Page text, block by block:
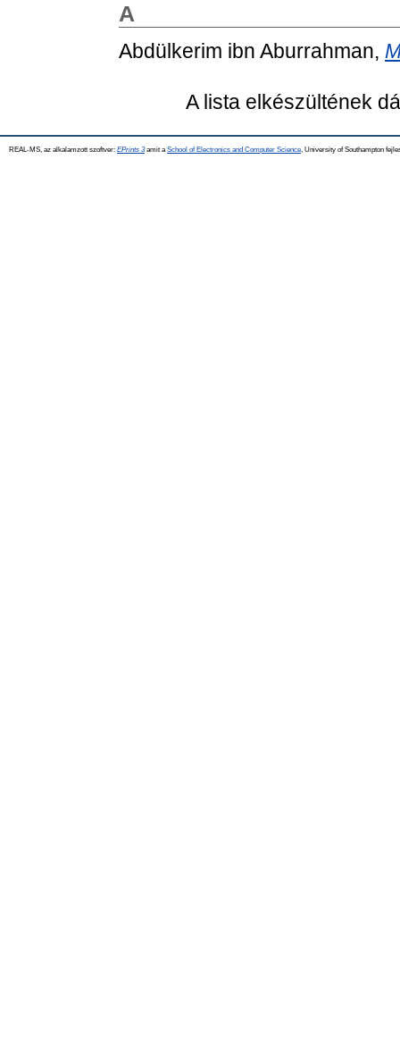
A
Abdülkerim ibn Aburrahman,
A lista elkészültének
REAL-MS, az alkalamzott szoftver: EPrints 3amit a School of Electronics and Computer Science , University of Southampton